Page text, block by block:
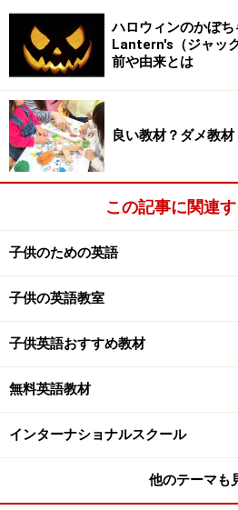
ハロウィンのかぼ
Lantern's（ジャッ
前や由来とは
良い教材？ダメ教
この記事に関連
子供のための英語
子供の英語教室
子供英語おすすめ教材
無料英語教材
インターナショナルスクール
他のテーマも